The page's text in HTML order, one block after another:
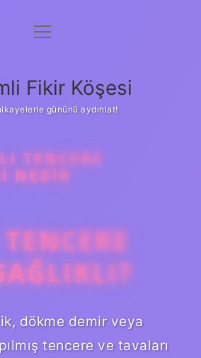
Anasayfa
Yasal Uyarı
menüyü
Fikir Köşesi
gününü aydınlat!
TENCERE
NEDIR
dökme demir veya
tencere ve tavaları